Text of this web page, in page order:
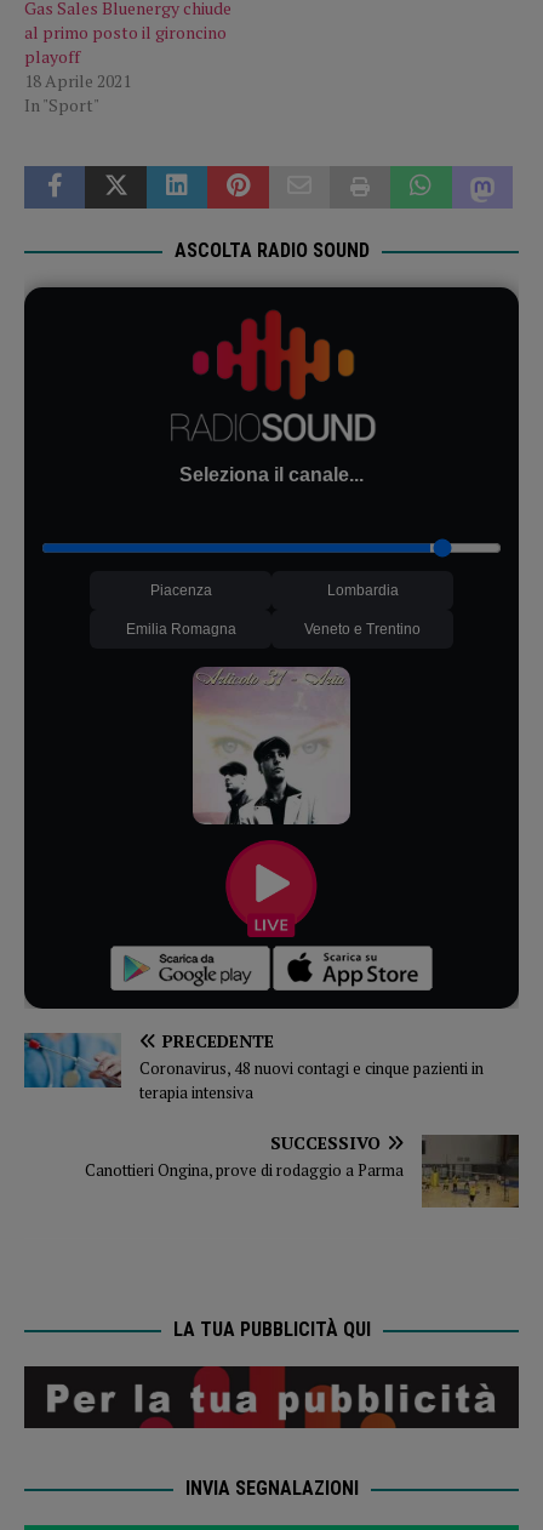
Gas Sales Bluenergy chiude
al primo posto il gironcino
playoff
18 Aprile 2021
In "Sport"
ASCOLTA RADIO SOUND
Seleziona il canale...
Piacenza Lombardia
Emilia Romagna Veneto e Trentino
PRECEDENTE
Coronavirus, 48 nuovi contagi e cinque pazienti in
terapia intensiva
SUCCESSIVO
Canottieri Ongina, prove di rodaggio a Parma
LA TUA PUBBLICITÀ QUI
INVIA SEGNALAZIONI